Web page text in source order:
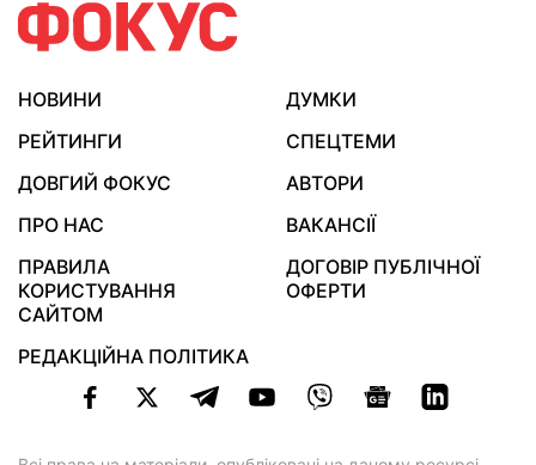
НОВИНИ
ДУМКИ
РЕЙТИНГИ
СПЕЦТЕМИ
ДОВГИЙ ФОКУС
АВТОРИ
ПРО НАС
ВАКАНСІЇ
ПРАВИЛА
КОРИСТУВАННЯ
САЙТОМ
ДОГОВІР ПУБЛІЧНОЇ
ОФЕРТИ
РЕДАКЦІЙНА ПОЛІТИКА